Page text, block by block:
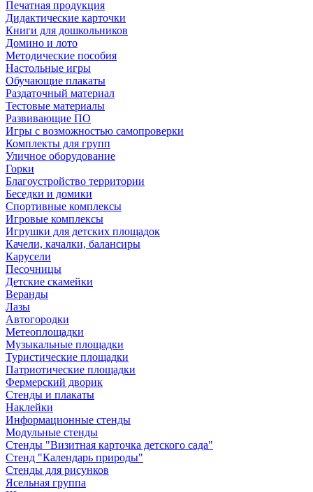
Печатная продукция
Дидактические карточки
Книги для дошкольников
Домино и лото
Методические пособия
Настольные игры
Обучающие плакаты
Раздаточный материал
Тестовые материалы
Развивающие ПО
Игры с возможностью самопроверки
Комплекты для групп
Уличное оборудование
Горки
Благоустройство территории
Беседки и домики
Спортивные комплексы
Игровые комплексы
Игрушки для детских площадок
Качели, качалки, балансиры
Карусели
Песочницы
Детские скамейки
Веранды
Лазы
Автогородки
Метеоплощадки
Музыкальные площадки
Туристические площадки
Патриотические площадки
Фермерский дворик
Стенды и плакаты
Наклейки
Информационные стенды
Модульные стенды
Стенды "Визитная карточка детского сада"
Стенд "Календарь природы"
Стенды для рисунков
Ясельная группа